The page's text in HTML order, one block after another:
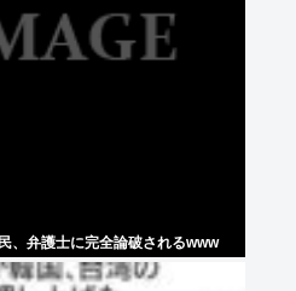
、弁護士に完全論破されるwww